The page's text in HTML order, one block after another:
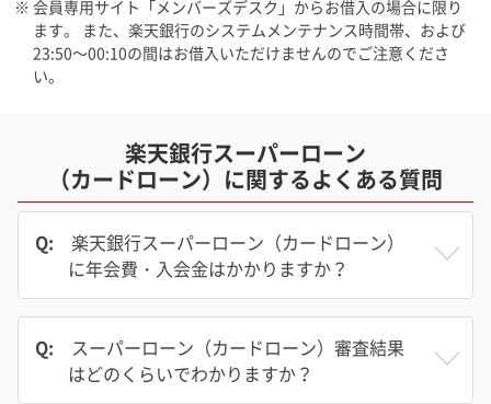
※ 会員専用サイト「メンバーズデスク」からお借入の場合に限り
ます。 また、楽天銀行のシステムメンテナンス時間帯、および
23:50～00:10の間はお借入いただけませんのでご注意くださ
い。
楽天銀行スーパーローン
（カードローン）に関するよくある質問
Q:
楽天銀行スーパーローン（カードローン）
に年会費・入会金はかかりますか？
Q:
スーパーローン（カードローン）審査結果
はどのくらいでわかりますか？